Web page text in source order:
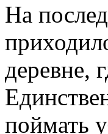
На
деревне,
поймать